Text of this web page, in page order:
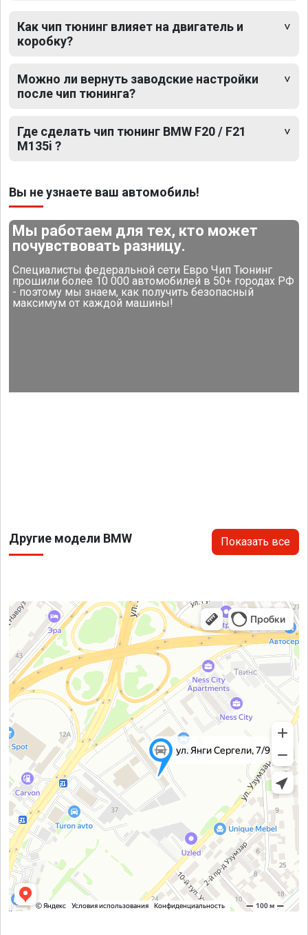
Как чип тюнинг влияет на двигатель и
коробку?
Можно ли вернуть заводские настройки
после чип тюнинга?
Где сделать чип тюнинг BMW F20 / F21
M135i ?
Вы не узнаете ваш автомобиль!
Мы работаем для тех, кто может
почувствовать разницу.
Специалисты федеральной сети Евро Чип Тюнинг
прошили более 10 000 автомобилей в 50+ городах РФ
- поэтому мы знаем, как получить безопасный
максимум от каждой машины!
Другие модели BMW Показать все